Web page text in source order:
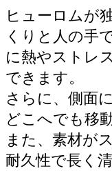
ヒューロムが
くりと人の手
に熱やストレ
できます。
さらに、側面
どこへでも移
また、素材が
耐久性で長く